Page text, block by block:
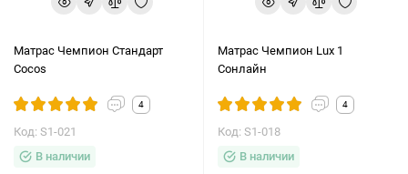
Матрас Чемпион Стандарт
Cocos
4
Код: S1-021
В наличии
Матрас Чемпион Lux 1
Сонлайн
4
Код: S1-018
В наличии